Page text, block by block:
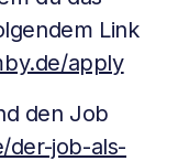
Link
apply
den Job
der-job-als-